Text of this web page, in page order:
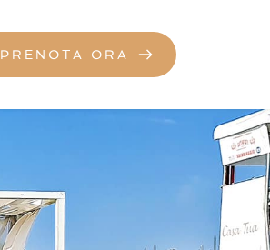
PRENOTA ORA